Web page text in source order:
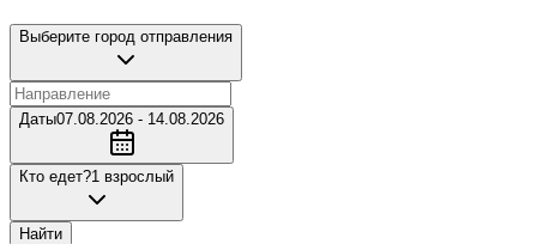
Выберите город отправления
Даты07.08.2026 - 14.08.2026
Кто едет?1 взрослый
Найти